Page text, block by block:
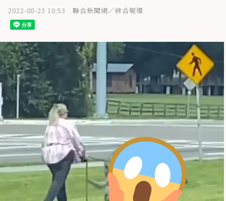
2022-08-23 10:53 聯合新聞網／綜合報導